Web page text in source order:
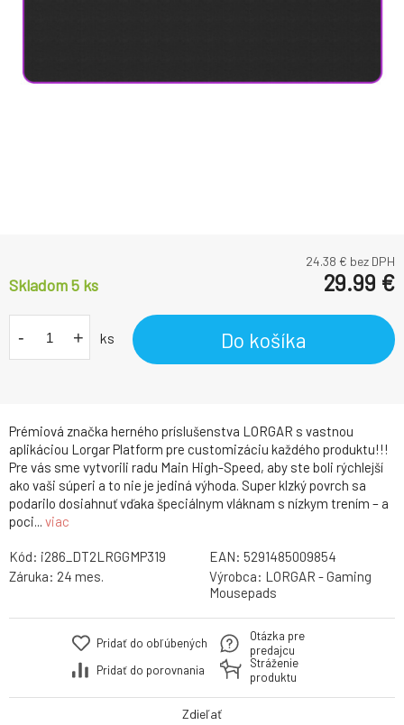
Prémiová značka herného príslušenstva LORGAR s vastnou
aplikáciou Lorgar Platform pre customizáciu každého produktu!!!
Pre vás sme vytvorili radu Main High-Speed, aby ste boli rýchlejší
ako vaši súperi a to nie je jediná výhoda. Super klzký povrch sa
podarilo dosiahnuť vďaka špeciálnym vláknam s nízkym trením – a
poci... viac
24.38 € bez DPH
Skladom 5 ks 29.99 €
- + ks Do košíka
Kód: i286_DT2LRGGMP319 EAN: 5291485009854
Záruka: 24 mes. Výrobca: LORGAR - Gaming
Mousepads
Pridať do obľúbených
Pridať do porovnania
Otázka pre
predajcu
Stráženie
produktu
Zdieľať